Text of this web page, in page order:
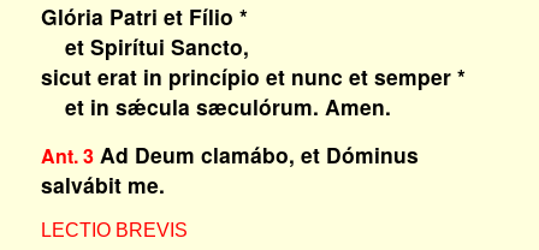
Glória Patri et Fílio *
et Spirítui Sancto,
sicut erat in princípio et nunc et semper *
et in sǽcula sæculórum. Amen.
Ant. 3Ad Deum clamábo, et Dóminus
salvábit me.
LECTIO BREVIS